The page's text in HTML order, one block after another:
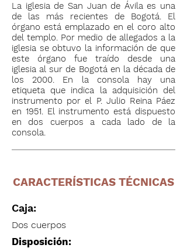
La iglesia de San Juan de Ávila es una
de las más recientes de Bogotá. El
órgano está emplazado en el coro alto
del templo. Por medio de allegados a la
iglesia se obtuvo la información de que
este órgano fue traído desde una
iglesia al sur de Bogotá en la década de
los 2000. En la consola hay una
etiqueta que indica la adquisición del
instrumento por el P. Julio Reina Páez
en 1951. El instrumento está dispuesto
en dos cuerpos a cada lado de la
consola.
CARACTERÍSTICAS TÉCNICAS
Caja:
Dos cuerpos
Disposición: